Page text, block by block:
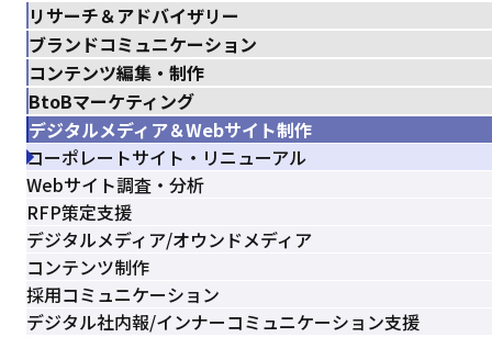
リサーチ＆アドバイザリー
ブランドコミュニケーション
コンテンツ編集・制作
BtoBマーケティング
デジタルメディア＆Webサイト制作
コーポレートサイト・リニューアル
Webサイト調査・分析
RFP策定支援
デジタルメディア/オウンドメディア
コンテンツ制作
採用コミュニケーション
デジタル社内報/インナーコミュニケーション支援